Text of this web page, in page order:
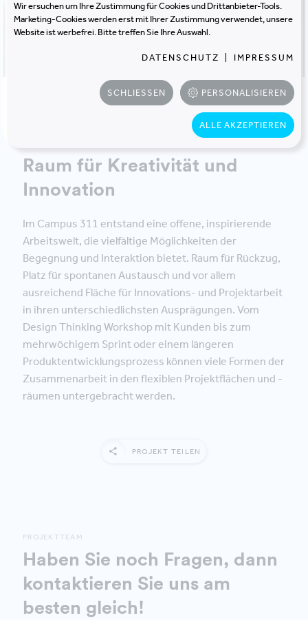
Raum für Kreativität und
Innovation
Im Campus 311 entstand eine offene, inspirierende
Arbeitswelt, die vielfältige Möglichkeiten der
Begegnung und Interaktion bietet. Raum für Rückzug,
Platz für spontanen Austausch und vor allem
ausreichend Fläche für Innovations- und Projektarbeit
in ihren unterschiedlichsten Ausprägungen. Vom
Design Thinking Workshop mit Kunden bis zum
mehrwöchigem Sprint oder einem längeren
Produktentwicklungsprozess können viele Formen der
Zusammenarbeit in den flexiblen Projektflächen und -
räumen untergebracht werden.
PROJEKT TEILEN
PROJEKTTEAM
Haben Sie noch Fragen, dann
kontaktieren Sie uns am
besten gleich!
Wir ersuchen um Ihre Zustimmung für Cookies und Drittanbieter-Tools.
Marketing-Cookies werden erst mit Ihrer Zustimmung verwendet, unsere
Website ist werbefrei. Bitte treffen Sie Ihre Auswahl.
DATENSCHUTZ IMPRESSUM
SCHLIESSEN PERSONALISIEREN
ALLE AKZEPTIEREN